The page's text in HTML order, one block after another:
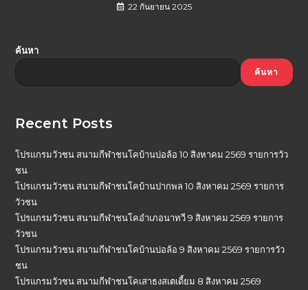
22 กันยายน 2025
ค้นหา
ค้นหา
Recent Posts
โปรแกรมวัวชน สนามกีฬาชนโคบ้านบ่อล้อ 10 สิงหาคม 2569 รายการวัว
ชน
โปรแกรมวัวชน สนามกีฬาชนโคบ้านปากพล 10 สิงหาคม 2569 รายการ
วัวชน
โปรแกรมวัวชน สนามกีฬาชนโคอำเภอนาทวี 9 สิงหาคม 2569 รายการ
วัวชน
โปรแกรมวัวชน สนามกีฬาชนโคบ้านบ่อล้อ 9 สิงหาคม 2569 รายการวัว
ชน
โปรแกรมวัวชน สนามกีฬาชนโคเสาธงสเตเดี้ยม 8 สิงหาคม 2569